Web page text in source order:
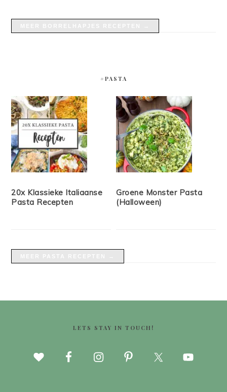
#PASTA
20x Klassieke Italiaanse
Pasta Recepten
Groene Monster Pasta
(Halloween)
LETS STAY IN TOUCH!